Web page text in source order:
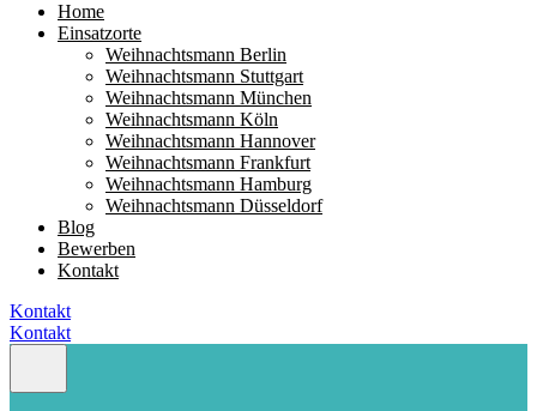
Home
Einsatzorte
Weihnachtsmann Berlin
Weihnachtsmann Stuttgart
Weihnachtsmann München
Weihnachtsmann Köln
Weihnachtsmann Hannover
Weihnachtsmann Frankfurt
Weihnachtsmann Hamburg
Weihnachtsmann Düsseldorf
Blog
Bewerben
Kontakt
Kontakt
Kontakt